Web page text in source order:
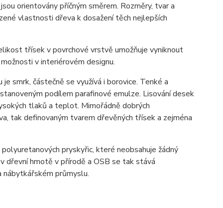
orientovány příčným směrem. Rozměry, tvar a
vlastnosti dřeva k dosažení těch nejlepších
třísek v povrchové vrstvě umožňuje vyniknout
v interiérovém designu.
smrk, částečně se využívá i borovice. Tenké a
podílem parafinové emulze. Lisování desek
tlaků a teplot. Mimořádně dobrých
tak definovaným tvarem dřevěných třísek a zejména
pryskyřic, které neobsahuje žádný
dřevní hmotě v přírodě a OSB se tak stává
průmyslu.